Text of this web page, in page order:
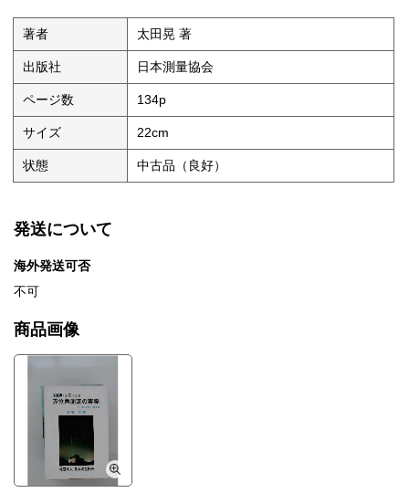
著者 太田晃 著
出版社 日本測量協会
ページ数 134p
サイズ 22cm
状態 中古品（良好）
発送について
海外発送可否
不可
商品画像